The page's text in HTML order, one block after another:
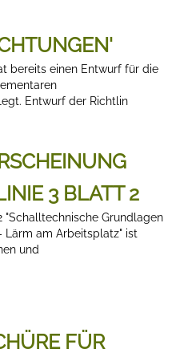
bereits einen Entwurf für die
Entwurf der Richtlin
3 BLATT 2
"Schalltechnische Grundlagen
Lärm am Arbeitsplatz" ist
und
FÜR